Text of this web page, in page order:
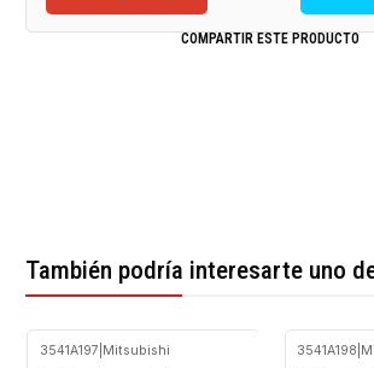
COMPARTIR ESTE PRODUCTO
También podría interesarte uno
3541A197 Mitsubishi 3541A198